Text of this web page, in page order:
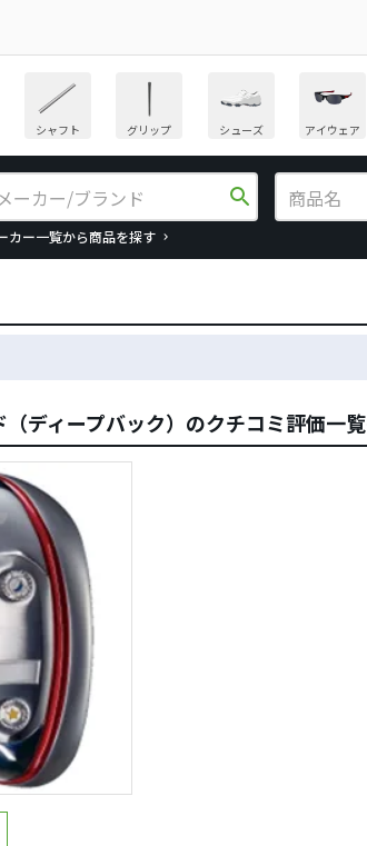
シャフト グリップ シューズ アイウェア
search
カー一覧から商品を探す
ディープバック）のクチコミ評価一覧